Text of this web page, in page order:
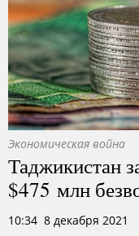
Экономическая война
Таджикистан
$475 млн
10:34 8 декабря 2021